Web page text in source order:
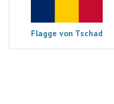
Flagge von Tschad